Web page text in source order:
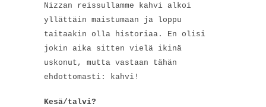
Nizzan reissullamme kahvi alkoi
yllättäin maistumaan ja loppu
taitaakin olla historiaa. En olisi
jokin aika sitten vielä ikinä
uskonut, mutta vastaan tähän
ehdottomasti: kahvi!
Kesä/talvi?